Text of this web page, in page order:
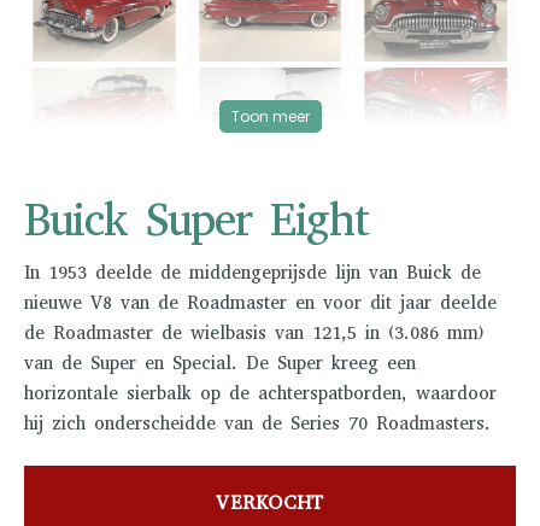
Toon meer
Buick Super Eight
In 1953 deelde de middengeprijsde lijn van Buick de
nieuwe V8 van de Roadmaster en voor dit jaar deelde
de Roadmaster de wielbasis van 121,5 in (3.086 mm)
van de Super en Special. De Super kreeg een
horizontale sierbalk op de achterspatborden, waardoor
hij zich onderscheidde van de Series 70 Roadmasters.
VERKOCHT